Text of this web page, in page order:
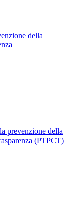
della
prevenzione della
(PTPCT)